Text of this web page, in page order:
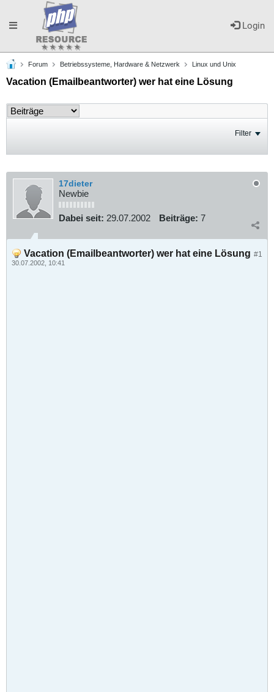
Login
Toggle
navigation
Forum Betriebssysteme, Hardware & Netzwerk Linux und Unix
Vacation (Emailbeantworter) wer hat eine Lösung
Filter
17dieter
Newbie
Dabei seit: 29.07.2002 Beiträge: 7
#1
Vacation (Emailbeantworter) wer hat eine Lösung
30.07.2002, 10:41